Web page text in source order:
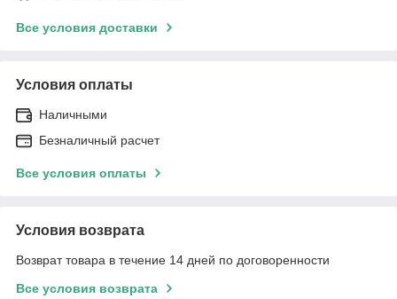
Все условия доставки
Условия оплаты
Наличными
Безналичный расчет
Все условия оплаты
Условия возврата
Возврат товара в течение 14 дней по договоренности
Все условия возврата